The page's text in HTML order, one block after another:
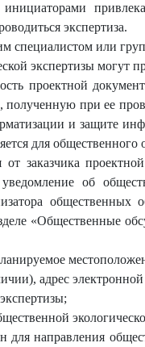
экспертиза.
специалистом или
экспертизы могут
проектной
при ее
и защите
для общественного
заказчика
об
«Общественные
адрес
для направления